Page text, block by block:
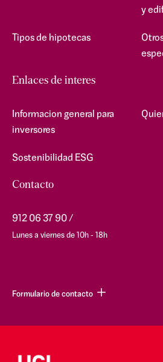
y
Tipos de hipotecas
Enlaces de interes
Informacion general para
inversores
Sostenibilidad ESG
Contacto
912 06 37 90
Lunes a viernes de 10h - 18h
Formulario de contacto